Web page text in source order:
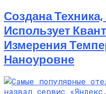
Создана
Использует
Измерения
Наноуровне